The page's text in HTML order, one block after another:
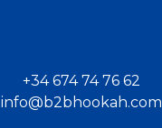
+34 674 74 76 62
info@b2bhookah.com